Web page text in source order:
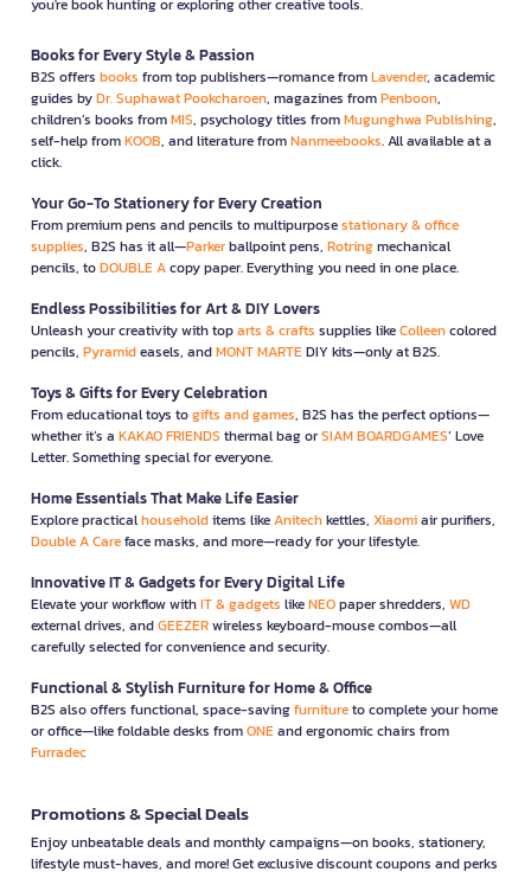
you're book hunting or exploring other creative tools.
Books for Every Style & Passion
B2S offers books from top publishers—romance fromLavender, academic
guides byDr. Suphawat Pookcharoen, magazines fromPenboon,
children’s books fromMIS, psychology titles fromMugunghwa Publishing,
self-help fromKOOB, and literature fromNanmeebooks. All available at a
click.
Your Go-To Stationery for Every Creation
From premium pens and pencils to multipurposestationary & office
supplies, B2S has it all—Parkerballpoint pens, Rotringmechanical
pencils, toDOUBLE Acopy paper. Everything you need in one place.
Endless Possibilities for Art & DIY Lovers
Unleash your creativity with toparts & crafts supplies likeColleencolored
pencils, Pyramideasels, andMONT MARTEDIY kits—only at B2S.
Toys & Gifts for Every Celebration
From educational toys togifts and games, B2S has the perfect options—
whether it’s a KAKAO FRIENDS thermal bag orSIAM BOARDGAMES’ Love
Letter. Something special for everyone.
Home Essentials That Make Life Easier
Explore practicalhouseholditems likeAnitechkettles, Xiaomiair purifiers,
Double A Careface masks, and more—ready for your lifestyle.
Innovative IT & Gadgets for Every Digital Life
Elevate your workflow withIT & gadgets likeNEOpaper shredders, WD
external drives, andGEEZERwireless keyboard-mouse combos—all
carefully selected for convenience and security.
Functional & Stylish Furniture for Home & Office
B2S also offers functional, space-savingfurnitureto complete your home
or office—like foldable desks fromONEand ergonomic chairs from
Furradec
Promotions & Special Deals
Enjoy unbeatable deals and monthly campaigns—on books, stationery,
lifestyle must-haves, and more! Get exclusive discount coupons and perks